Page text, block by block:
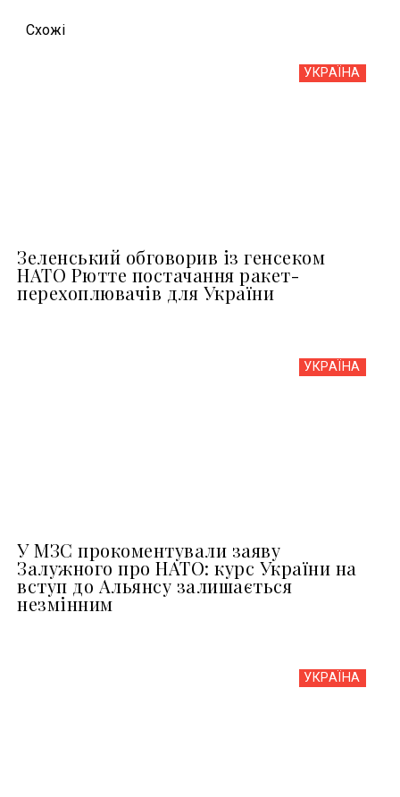
Схожi
УКРАЇНА
Зеленський обговорив із генсеком
НАТО Рютте постачання ракет-
перехоплювачів для України
УКРАЇНА
У МЗС прокоментували заяву
Залужного про НАТО: курс України на
вступ до Альянсу залишається
незмінним
УКРАЇНА